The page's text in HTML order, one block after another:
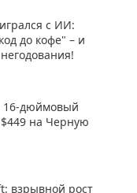
с ИИ:
до кофе" – и
16-дюймовый
на Черную
взрывной рост